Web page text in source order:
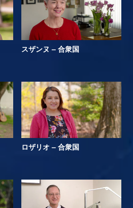
スザンヌ – 合衆国
ロザリオ – 合衆国